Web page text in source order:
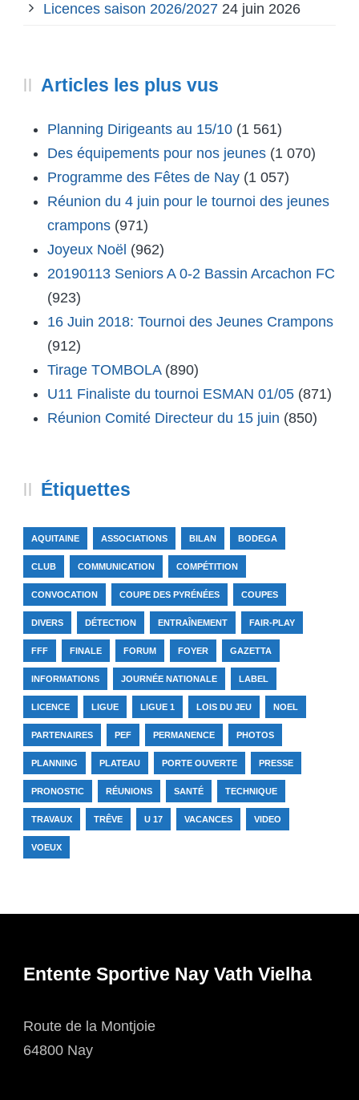
Licences saison 2026/2027 24 juin 2026
Articles les plus vus
Planning Dirigeants au 15/10 (1 561)
Des équipements pour nos jeunes (1 070)
Programme des Fêtes de Nay (1 057)
Réunion du 4 juin pour le tournoi des jeunes
crampons (971)
Joyeux Noël (962)
20190113 Seniors A 0-2 Bassin Arcachon FC
(923)
16 Juin 2018: Tournoi des Jeunes Crampons
(912)
Tirage TOMBOLA (890)
U11 Finaliste du tournoi ESMAN 01/05 (871)
Réunion Comité Directeur du 15 juin (850)
Étiquettes
AQUITAINE ASSOCIATIONS BILAN BODEGA
CLUB COMMUNICATION COMPÉTITION
CONVOCATION COUPE DES PYRÉNÉES COUPES
DIVERS DÉTECTION ENTRAÎNEMENT FAIR-PLAY
FFF FINALE FORUM FOYER GAZETTA
INFORMATIONS JOURNÉE NATIONALE LABEL
LICENCE LIGUE LIGUE 1 LOIS DU JEU NOEL
PARTENAIRES PEF PERMANENCE PHOTOS
PLANNING PLATEAU PORTE OUVERTE PRESSE
PRONOSTIC RÉUNIONS SANTÉ TECHNIQUE
TRAVAUX TRÊVE U 17 VACANCES VIDEO
VOEUX
Entente Sportive Nay Vath Vielha
Route de la Montjoie
64800 Nay